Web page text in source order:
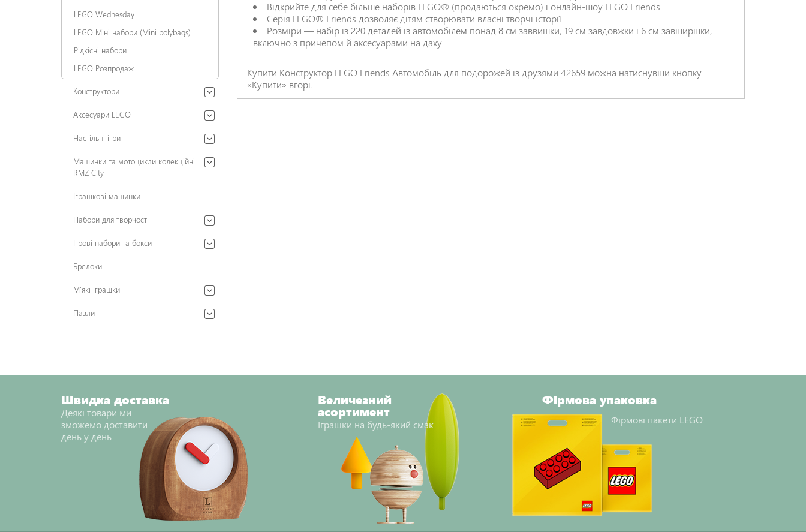
Відкрийте для себе більше наборів LEGO® (продаються окремо) і онлайн-шоу LEGO Friends
Серія LEGO® Friends дозволяє дітям створювати власні творчі історії
Розміри — набір із 220 деталей із автомобілем понад 8 см заввишки, 19 см завдовжки і 6 см завширшки,
включно з причепом й аксесуарами на даху
Купити Конструктор LEGO Friends Автомобіль для подорожей із друзями 42659 можна натиснувши кнопку
«Купити» вгорі.
LEGO Wednesday
LEGO Міні набори (Mini polybags)
Рідкісні набори
LEGO Розпродаж
Конструктори
Аксесуари LEGO
Настільні ігри
Машинки та мотоцикли колекційні
RMZ City
Іграшкові машинки
Набори для творчості
Ігрові набори та бокси
Брелоки
М'які іграшки
Пазли
Швидка доставка
Деякі товари ми
зможемо доставити
день у день
Величезний
асортимент
Іграшки на будь-який смак
Фірмова упаковка
Фірмові пакети LEGO